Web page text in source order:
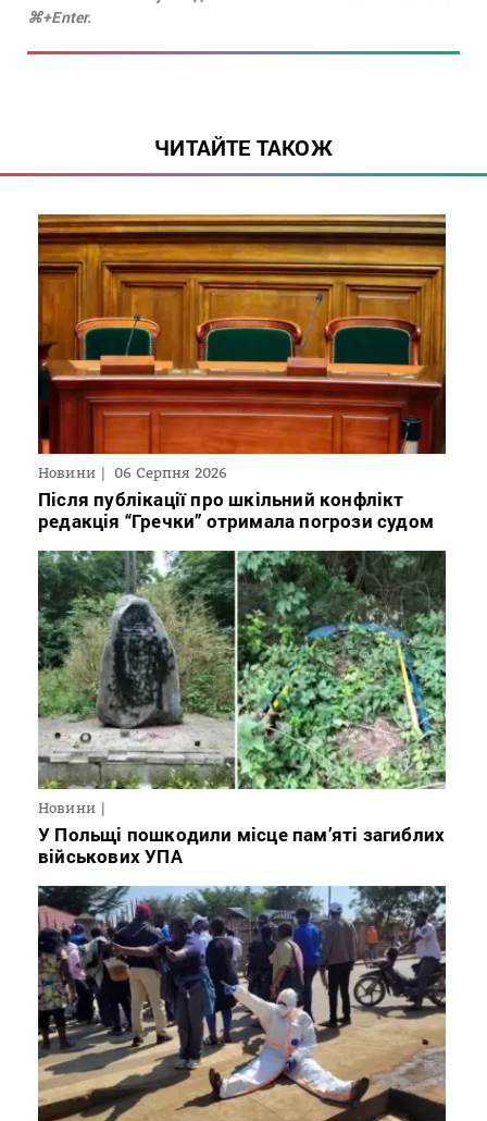
⌘+Enter.
ЧИТАЙТЕ ТАКОЖ
Новини 06 Серпня 2026
Після публікації про шкільний конфлікт
редакція “Гречки” отримала погрози судом
Новини
У Польщі пошкодили місце пам’яті загиблих
військових УПА